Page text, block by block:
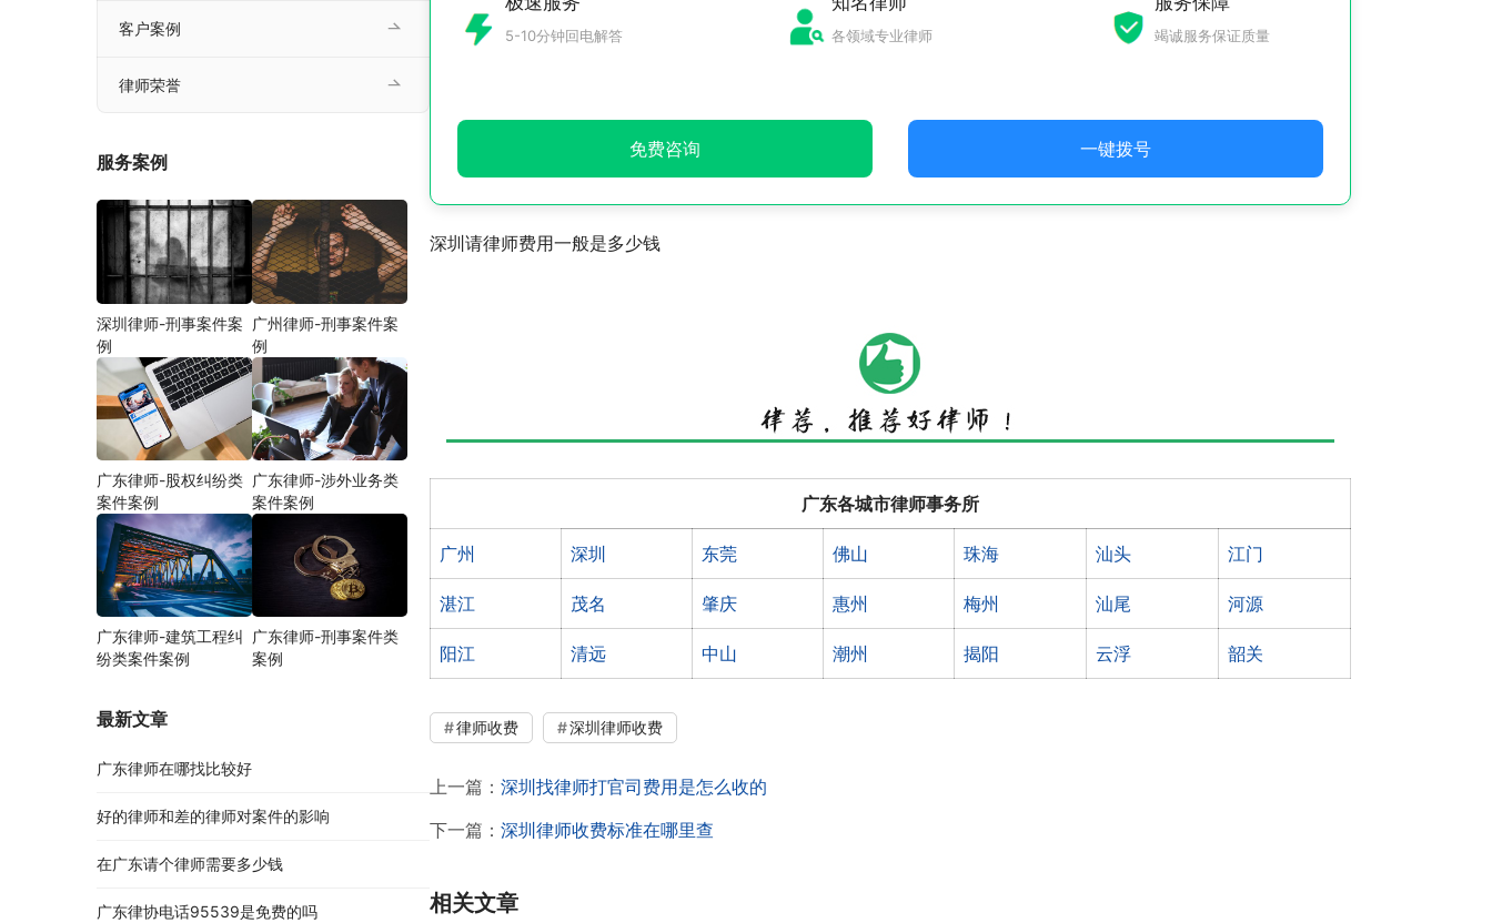
5-10分钟回电解答 各领域专业律师 竭诚服务保证质量
免费咨询 一键拨号
深圳请律师费用一般是多少钱
广东各城市律师事务所
广州 深圳 东莞 佛山 珠海 汕头 江门
湛江 茂名 肇庆 惠州 梅州 汕尾 河源
阳江 清远 中山 潮州 揭阳 云浮 韶关
律师收费 深圳律师收费
上一篇： 深圳找律师打官司费用是怎么收的
下一篇： 深圳律师收费标准在哪里查
相关文章
客户案例
律师荣誉
服务案例
深圳律师-刑事案件案
例
广州律师-刑事案件案
例
广东律师-股权纠纷类
案件案例
广东律师-涉外业务类
案件案例
广东律师-建筑工程纠
纷类案件案例
广东律师-刑事案件类
案例
最新文章
广东律师在哪找比较好
好的律师和差的律师对案件的影响
在广东请个律师需要多少钱
广东律协电话95539是免费的吗